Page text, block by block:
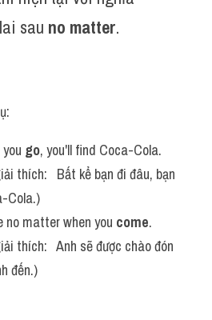
sau no matter.
go, you'll find Coca-Cola.
thích:   Bất kể bạn đi đâu, bạn
Cola.)
no matter when you come.
thích:   Anh sẽ được chào đón
đến.)